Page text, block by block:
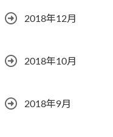
2018年12月
2018年10月
2018年9月